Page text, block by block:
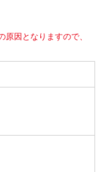
因となりますので、